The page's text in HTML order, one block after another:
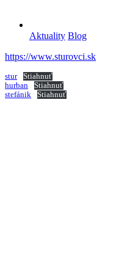
Aktuality Blog
https://www.sturovci.sk
stur
Stiahnuť
hurban
Stiahnuť
stefánik
Stiahnuť